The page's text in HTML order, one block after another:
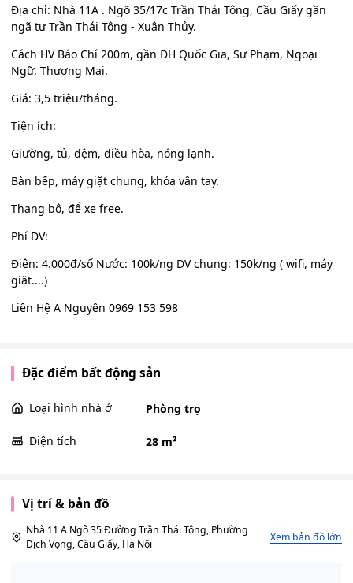
Địa chỉ: Nhà 11A . Ngõ 35/17c Trần Thái Tông, Cầu Giấy gần
ngã tư Trần Thái Tông - Xuân Thủy.
Cách HV Báo Chí 200m, gần ĐH Quốc Gia, Sư Phạm, Ngoại
Ngữ, Thương Mại.
Giá: 3,5 triệu/tháng.
Tiện ích:
Giường, tủ, đệm, điều hòa, nóng lạnh.
Bàn bếp, máy giặt chung, khóa vân tay.
Thang bộ, để xe free.
Phí DV:
Điện: 4.000đ/số Nước: 100k/ng DV chung: 150k/ng ( wifi, máy
giặt....)
Liên Hệ A Nguyên 0969 153 598
Đặc điểm bất động sản
Loại hình nhà ở Phòng trọ
Diện tích 28 m²
Vị trí & bản đồ
Nhà 11 A Ngõ 35 Đường Trần Thái Tông, Phường
Dịch Vọng, Cầu Giấy, Hà Nội
Xem bản đồ lớn